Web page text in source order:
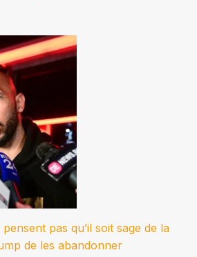
pas qu’il soit sage de la
de les abandonner